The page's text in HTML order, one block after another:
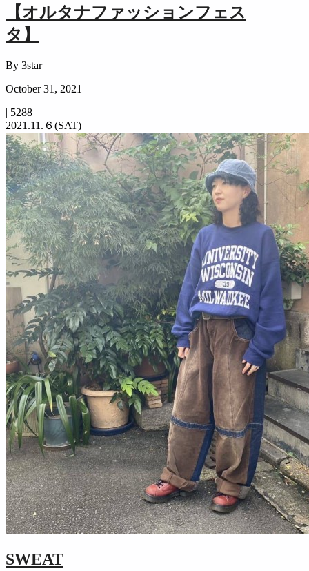
【オルタナファッションフェス
タ】
By 3star |
October 31, 2021
| 5288
2021.11.６(SAT)
SWEAT